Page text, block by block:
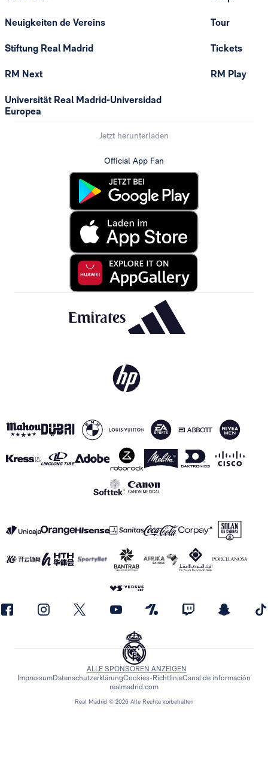
Neuigkeiten de Vereins
Stiftung Real Madrid
RM Next
Universität Real Madrid-Universidad
Europea
Tour
Tickets
RM Play
Jetzt herunterladen
Official App Fan
Real Madrid © 2026 Alle Rechte vorbehalten
ALLE SPONSOREN ANZEIGEN
ImpressumDatenschutzerklärungCookies-RichtlinieCanal de información
realmadrid.com